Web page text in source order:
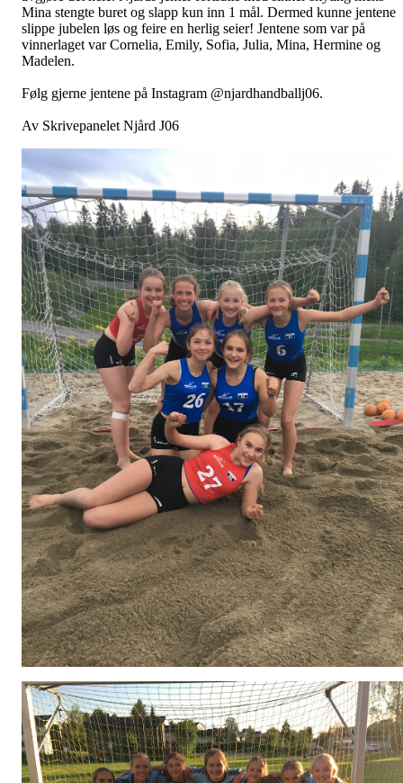
Mina stengte buret og slapp kun inn 1 mål. Dermed kunne jentene
slippe jubelen løs og feire en herlig seier! Jentene som var på
vinnerlaget var Cornelia, Emily, Sofia, Julia, Mina, Hermine og
Madelen.
Følg gjerne jentene på Instagram @njardhandballj06.
Av Skrivepanelet Njård J06